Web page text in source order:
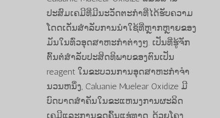
ປະສົມເຄມີທີ່ມີນະວັດຕະກໍາທີ່ໄດ້ຮັບຄວາມ
ໂດດເດັ່ນສໍາລັບການນໍາໃຊ້ທີ່ຫຼາກຫຼາຍຂອງ
ມັນໃນທົ່ວອຸດສາຫະກໍາຕ່າງໆ. ເປັນທີ່ຮູ້ຈັກ
ຕົ້ນຕໍສໍາລັບປະສິດທິພາບຂອງຕົນເປັນ
reagent ໃນຂະບວນການອຸດສາຫະກໍາຈໍາ
ນວນຫນຶ່ງ, Caluanie Muelear Oxidize ມີ
ບົດບາດສໍາຄັນໃນຂະແຫນງການຜະລິດ
ເຄມີແລະການຂຸດຄົ້ນແຮ່ທາດ. ດ້ວຍໂຄງ